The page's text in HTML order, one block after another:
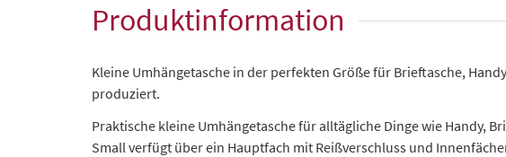
Produktinformation
Kleine Umhängetasche in der perfekten Größe für Brieftasche,
produziert.
Praktische kleine Umhängetasche für alltägliche Dinge wie Handy,
Small verfügt über ein Hauptfach mit Reißverschluss und